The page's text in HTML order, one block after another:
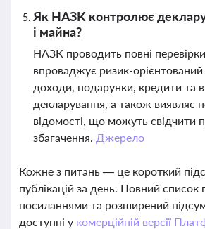
Як НАЗК контролює
і майна?
НАЗК проводить повні
впроваджує ризик-орієнтований
доходи, подарунки, кредити та
декларування, а також виявляє
відомості, що можуть свідчити
збагачення. Джерело
Кожне з питань — це короткий
публікацій за день. Повний
посиланнями та розширений
доступні у комерційній версії